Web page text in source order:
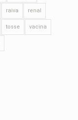
raiva renal
tosse vacina